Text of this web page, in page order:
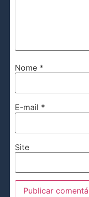
Nome *
E-mail *
Site